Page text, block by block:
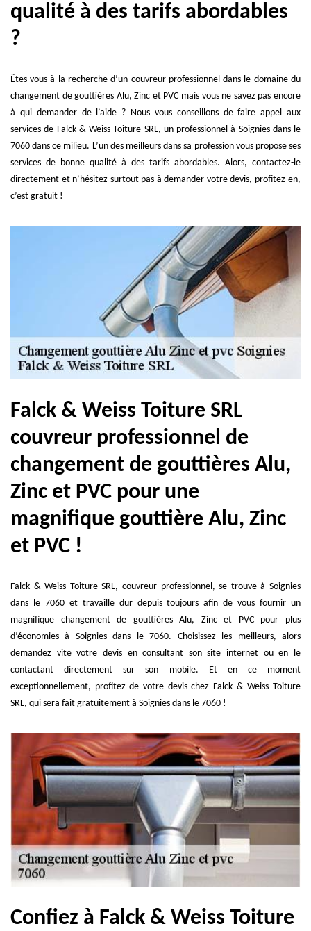
qualité à des tarifs abordables
?
Êtes-vous à la recherche d’un couvreur professionnel dans le domaine du
changement de gouttières Alu, Zinc et PVC mais vous ne savez pas encore
à qui demander de l’aide ? Nous vous conseillons de faire appel aux
services de Falck & Weiss Toiture SRL, un professionnel à Soignies dans le
7060 dans ce milieu. L’un des meilleurs dans sa profession vous propose ses
services de bonne qualité à des tarifs abordables. Alors, contactez-le
directement et n’hésitez surtout pas à demander votre devis, profitez-en,
c’est gratuit !
Falck & Weiss Toiture SRL
couvreur professionnel de
changement de gouttières Alu,
Zinc et PVC pour une
magnifique gouttière Alu, Zinc
et PVC !
Falck & Weiss Toiture SRL, couvreur professionnel, se trouve à Soignies
dans le 7060 et travaille dur depuis toujours afin de vous fournir un
magnifique changement de gouttières Alu, Zinc et PVC pour plus
d’économies à Soignies dans le 7060. Choisissez les meilleurs, alors
demandez vite votre devis en consultant son site internet ou en le
contactant directement sur son mobile. Et en ce moment
exceptionnellement, profitez de votre devis chez Falck & Weiss Toiture
SRL, qui sera fait gratuitement à Soignies dans le 7060 !
Confiez à Falck & Weiss Toiture